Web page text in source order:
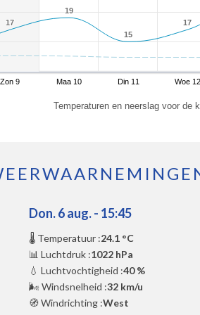
17
17
19
19
15
15
17
17
Zon 9 Maa 10 Din 11 Woe 12
Temperaturen en neerslag voor de
Don. 6 aug. - 15:45
🌡️ Temperatuur :24.1 °C
📊 Luchtdruk :1022 hPa
💧 Luchtvochtigheid :40 %
🌬️ Windsnelheid :32 km/u
🧭 Windrichting :West